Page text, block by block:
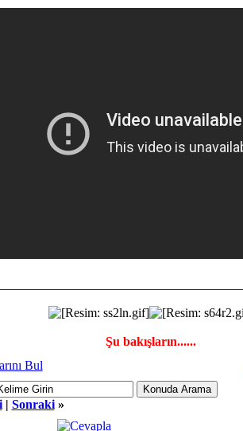
Şu bakışların......
| Sonraki»